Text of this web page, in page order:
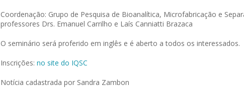
Coordenação: Grupo de Pesquisa de Bioanalítica, Microfabricação e
professores Drs. Emanuel Carrilho e Laís Canniatti Brazaca
O seminário será proferido em inglês e é aberto a todos os interessados.
Inscrições: no site do IQSC
Notícia cadastrada por Sandra Zambon